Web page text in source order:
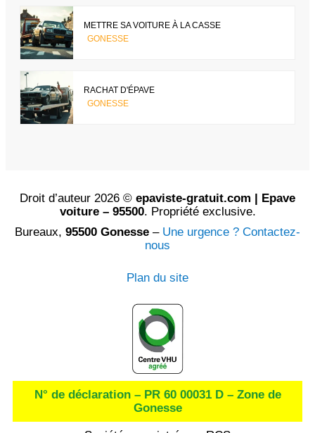
METTRE SA VOITURE À LA CASSE
GONESSE
RACHAT D'ÉPAVE
GONESSE
Droit d’auteur 2026 © epaviste-gratuit.com | Epave
voiture – 95500. Propriété exclusive.
Bureaux, 95500 Gonesse – Une urgence ? Contactez-
nous
Plan du site
N° de déclaration – PR 60 00031 D – Zone de
Gonesse